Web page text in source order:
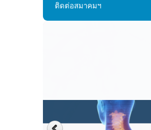
ติดต่อสมาคมฯ